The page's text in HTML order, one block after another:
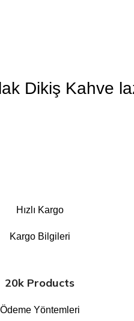
Dikiş Kahve
Hızlı Kargo
Kargo Bilgileri
20k Products
Ödeme Yöntemleri